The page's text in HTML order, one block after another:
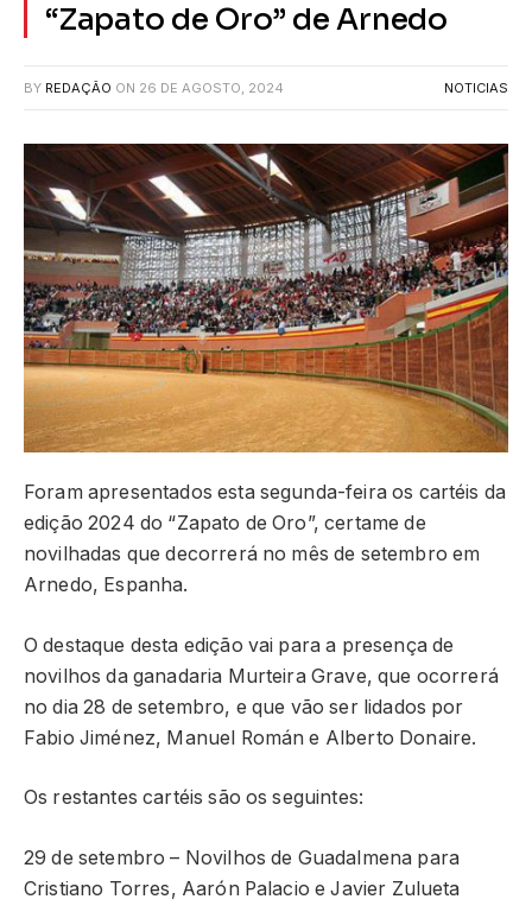
“Zapato de Oro” de Arnedo
BY REDAÇÃO ON 26 DE AGOSTO, 2024 NOTICIAS
Foram apresentados esta segunda-feira os cartéis da
edição 2024 do “Zapato de Oro”, certame de
novilhadas que decorrerá no mês de setembro em
Arnedo, Espanha.
O destaque desta edição vai para a presença de
novilhos da ganadaria Murteira Grave, que ocorrerá
no dia 28 de setembro, e que vão ser lidados por
Fabio Jiménez, Manuel Román e Alberto Donaire.
Os restantes cartéis são os seguintes:
29 de setembro – Novilhos de Guadalmena para
Cristiano Torres, Aarón Palacio e Javier Zulueta